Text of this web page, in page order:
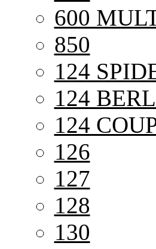
600
850
124
124
124
126
127
128
130